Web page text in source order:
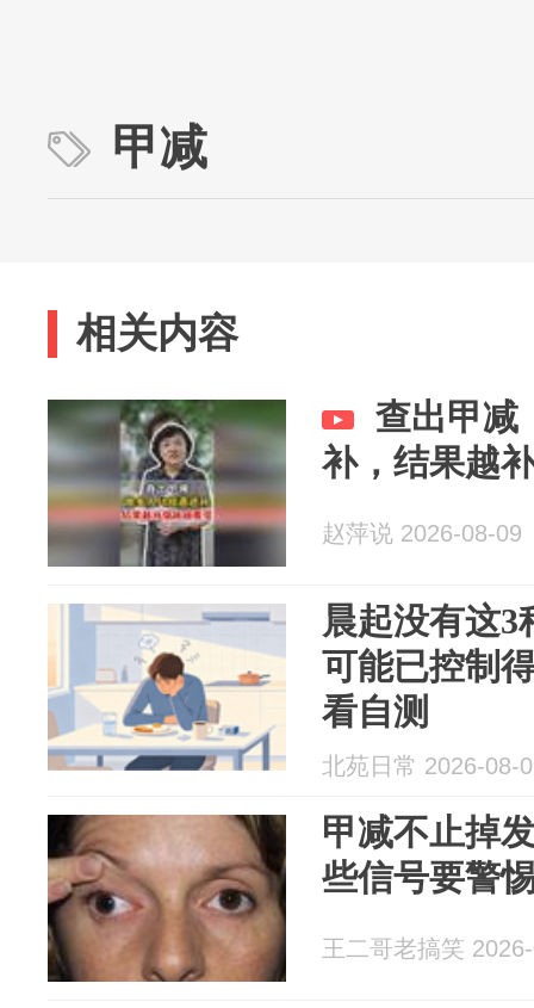
甲减
相关内容
查出甲减
补，结果越
赵萍说 2026-08-09
晨起没有这
可能已控制
看自测
北苑日常 2026-08-
甲减不止掉
些信号要警
王二哥老搞笑